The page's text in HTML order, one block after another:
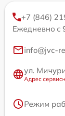
+7 (846)
Ежедневно с
info@jvc-
ул.
Адрес
Режим